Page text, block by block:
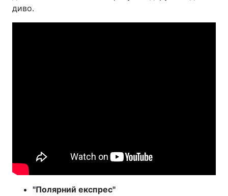
диво.
"Полярний експрес"